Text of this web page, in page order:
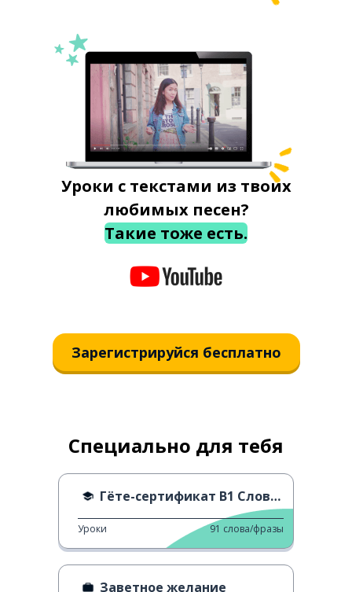
Уроки с текстами из твоих
любимых песен?
Такие тоже есть.
Зарегистрируйся бесплатно
Специально для тебя
Гёте-сертификат B1 Словарь - R
Уроки 91 слова/фразы
Заветное желание